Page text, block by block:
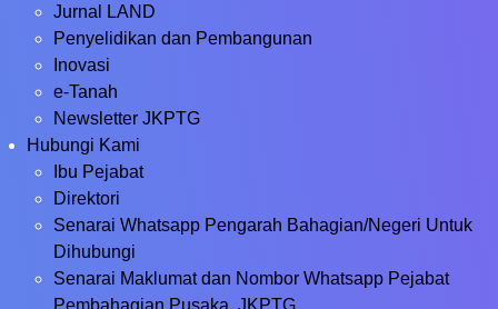
Jurnal LAND
Penyelidikan dan Pembangunan
Inovasi
e-Tanah
Newsletter JKPTG
Hubungi Kami
Ibu Pejabat
Direktori
Senarai Whatsapp Pengarah Bahagian/Negeri Untuk
Dihubungi
Senarai Maklumat dan Nombor Whatsapp Pejabat
Pembahagian Pusaka, JKPTG